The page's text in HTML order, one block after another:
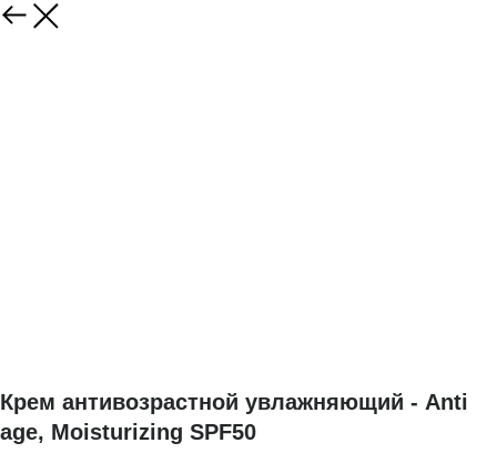
Крем антивозрастной увлажняющий - Anti
age, Moisturizing SPF50